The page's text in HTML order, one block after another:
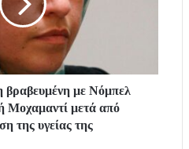
βραβευμένη με Νόμπελ
Μοχαμαντί μετά από
της υγείας της